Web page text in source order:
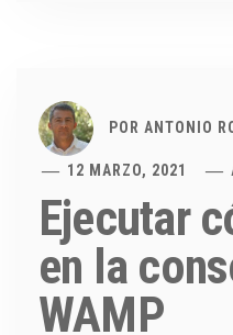
POR ANTONIO
12 MARZO, 2021
Ejecutar
en la
WAMP